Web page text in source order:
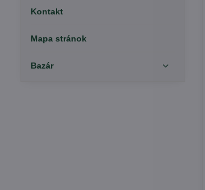
Kontakt
Mapa stránok
Bazár